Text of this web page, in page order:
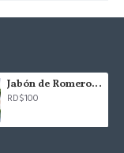
Jabón de Romero con Colágeno (P)
RD$100